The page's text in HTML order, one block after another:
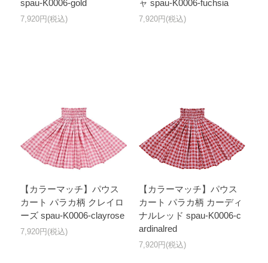
spau-K0006-gold
7,920円(税込)
ャ spau-K0006-fuchsia
7,920円(税込)
【カラーマッチ】パウス
カート パラカ柄 クレイロ
ーズ spau-K0006-clayrose
7,920円(税込)
【カラーマッチ】パウス
カート パラカ柄 カーディ
ナルレッド spau-K0006-c
ardinalred
7,920円(税込)